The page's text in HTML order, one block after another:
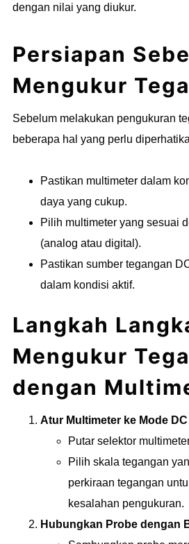
dengan nilai yang diukur.
Persiapan
Mengukur
Sebelum melakukan pengukuran
beberapa hal yang perlu
Pastikan multimeter dalam
daya yang cukup.
Pilih multimeter yang sesuai
(analog atau digital).
Pastikan sumber tegangan
dalam kondisi aktif.
Langkah
Mengukur
dengan
Atur Multimeter ke Mode
Putar selektor
Pilih skala tegangan
perkiraan tegangan
kesalahan pengukuran.
Hubungkan Probe dengan